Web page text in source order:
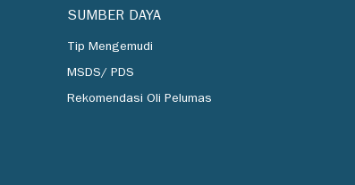
SUMBER DAYA
Tip Mengemudi
MSDS/ PDS
Rekomendasi Oli Pelumas